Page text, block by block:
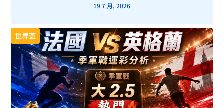
19 7 月, 2026
世界盃